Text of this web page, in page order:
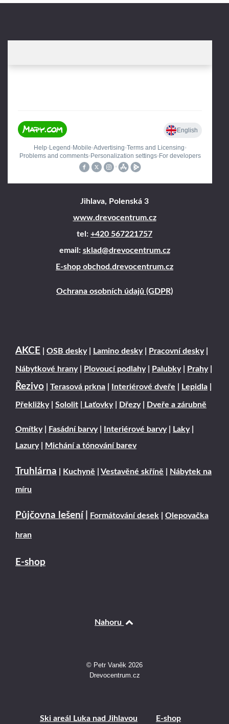
Jihlava, Polenská 3
www.drevocentrum.cz
tel: +420 567221757
email: sklad@drevocentrum.cz
E-shop obchod.drevocentrum.cz
Ochrana osobních údajů (GDPR)
AKCE OSB desky| Lamino desky| Pracovní desky|
Nábytkové hrany| Plovoucí podlahy| Palubky| Prahy|
Řezivo Terasová prkna Interiérové dveře Lepidla
Překližky| Sololit Laťovky| Dřezy| Dveře a zárubně
Omítky| Fasádní barvy| Interiérové barvy| Laky|
Lazury| Michání a tónování barev
Truhlárna Kuchyně Vestavěné skříně Nábytek na
míru
Půjčovna lešení Formátování desek Olepovačka
hran
E-shop
Nahoru
© Petr Vaněk 2026
Drevocentrum.cz
Ski areál Luka nad Jihlavou E-shop